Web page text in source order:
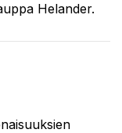
Helander.